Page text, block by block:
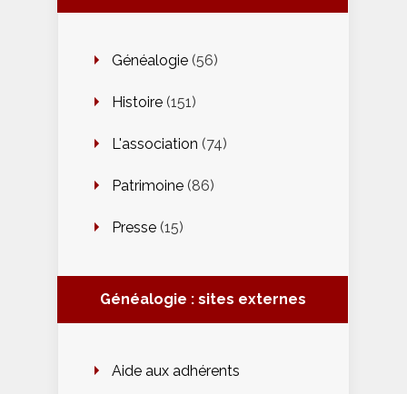
Généalogie (56)
Histoire (151)
L'association (74)
Patrimoine (86)
Presse (15)
Généalogie : sites externes
Aide aux adhérents